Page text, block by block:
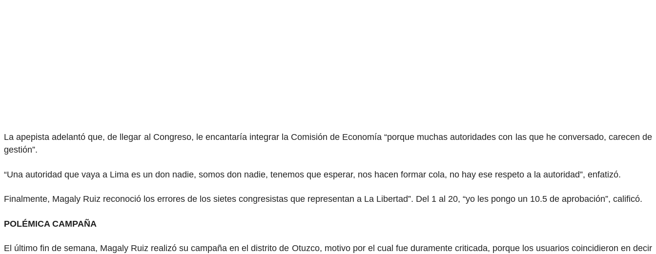
La apepista adelantó que, de llegar al Congreso, le encantaría integrar la Comisión de Economía “porque muchas autoridades con las que he conversado, carecen de
gestión”.
“Una autoridad que vaya a Lima es un don nadie, somos don nadie, tenemos que esperar, nos hacen formar cola, no hay ese respeto a la autoridad”, enfatizó.
Finalmente, Magaly Ruiz reconoció los errores de los sietes congresistas que representan a La Libertad”. Del 1 al 20, “yo les pongo un 10.5 de aprobación”, calificó.
POLÉMICA CAMPAÑA
El último fin de semana, Magaly Ruiz realizó su campaña en el distrito de Otuzco, motivo por el cual fue duramente criticada, porque los usuarios coincidieron en decir